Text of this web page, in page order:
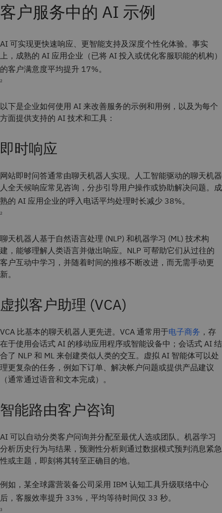
客户服务中的 AI 示例
AI 可实现更快速响应、更智能支持及深度个性化体验。事实
上，成熟的 AI 应用企业（已将 AI 投入或优化客服职能的机构）
的客户满意度平均提升 17%。
2
以下是企业如何使用 AI 来改善服务的示例和用例，以及为每个
方面提供支持的 AI 技术和工具：
即时响应
网站即时问答通常由聊天机器人实现。人工智能驱动的聊天机器
人全天候响应常见咨询，分步引导用户操作或协助解决问题。成
熟的 AI 应用企业的呼入电话平均处理时长减少 38%。
2
聊天机器人基于自然语言处理 (NLP) 和机器学习 (ML) 技术构
建，能够理解人类语言并做出响应。NLP 可帮助它们从过往的
客户互动中学习，并随着时间的推移不断改进，而无需手动更
新。
虚拟客户助理 (VCA)
VCA 比基本的聊天机器人更先进。VCA 通常用于电子商务 ，存
在于使用会话式 AI 的移动应用程序或智能设备中；会话式 AI 结
合了 NLP 和 ML 来创建类似人类的交互。虚拟 AI 智能体可以处
理更复杂的任务，例如下订单、解决帐户问题或提供产品建议
（通常通过语音和文本完成）。
智能路由客户咨询
AI 可以自动分类客户问询并分配至最优人选或团队。机器学习
分析历史行为与结果，预测性分析则通过数据模式预判消息紧急
性或主题，即刻将其转至正确目的地。
例如，某全球露营装备公司采用 IBM 认知工具升级联络中心
后，客服效率提升 33%，平均等待时间仅 33 秒。
3